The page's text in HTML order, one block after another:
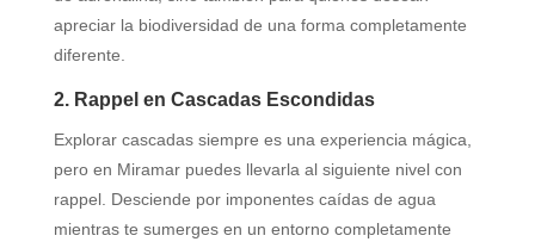
apreciar la biodiversidad de una forma completamente
diferente.
2. Rappel en Cascadas Escondidas
Explorar cascadas siempre es una experiencia mágica,
pero en Miramar puedes llevarla al siguiente nivel con
rappel. Desciende por imponentes caídas de agua
mientras te sumerges en un entorno completamente